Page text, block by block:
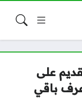
على
مكة 1447 واعرف باقي